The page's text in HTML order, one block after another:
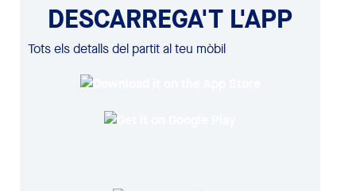
DESCARREGA'T L'APP
Tots els detalls del partit al teu mòbil